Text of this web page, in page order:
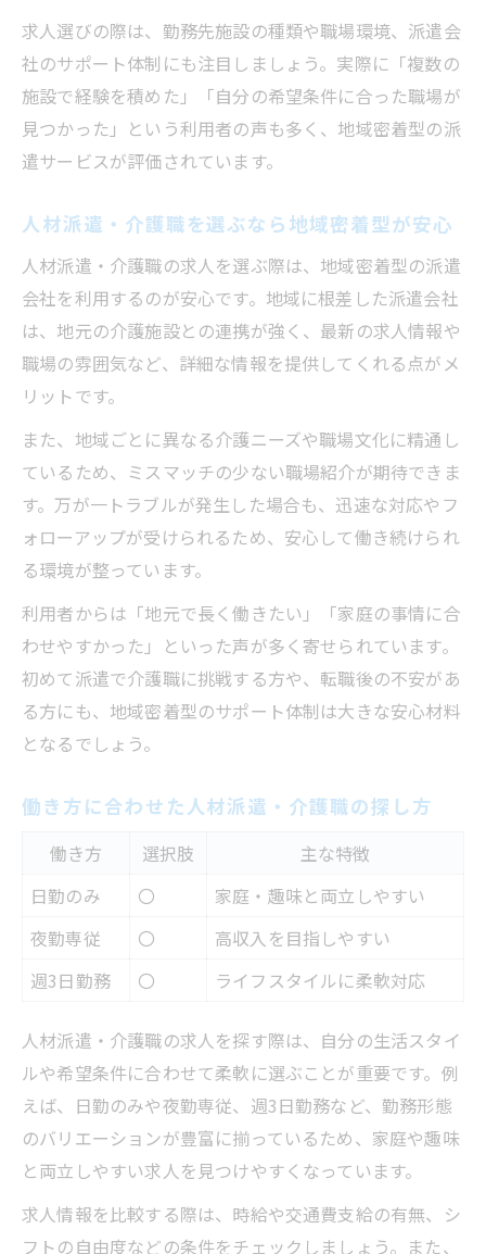
東淀川区で信頼される人材派遣・介護職の
選び方
地元で長く働きたい人材派遣・介護職の魅
力
地域に根ざした人材派遣・介護職の求人動
人材派遣・介護職で地域貢献を実感する方
法
働き方の比較で見る介護派遣の強み
人材派遣・介護職と他雇用形態の比較表
人材派遣・介護職で実現できる柔軟な働き
方
派遣ならではの介護職メリット・デメリッ
ト
人材派遣・介護職のシフト自由度を徹底解
説
複数職場経験が積める人材派遣・介護職の
魅力
理想の生活に近づく介護派遣活用術
人材派遣・介護職で叶える理想のライフプ
ラン例
生活スタイルに合わせた人材派遣・介護職
の選択法
長期安定を目指す人材派遣・介護職の働き
方
人材派遣・介護職のサポート制度活用術
家庭と両立できる人材派遣・介護職の秘訣
求人選びの際は、勤務先施設の種類や職場環境、派遣会
社のサポート体制にも注目しましょう。実際に「複数の
施設で経験を積めた」「自分の希望条件に合った職場が
見つかった」という利用者の声も多く、地域密着型の派
遣サービスが評価されています。
人材派遣・介護職を選ぶなら地域密着型が安心
人材派遣・介護職の求人を選ぶ際は、地域密着型の派遣
会社を利用するのが安心です。地域に根差した派遣会社
は、地元の介護施設との連携が強く、最新の求人情報や
職場の雰囲気など、詳細な情報を提供してくれる点がメ
リットです。
また、地域ごとに異なる介護ニーズや職場文化に精通し
ているため、ミスマッチの少ない職場紹介が期待できま
す。万が一トラブルが発生した場合も、迅速な対応やフ
ォローアップが受けられるため、安心して働き続けられ
る環境が整っています。
利用者からは「地元で長く働きたい」「家庭の事情に合
わせやすかった」といった声が多く寄せられています。
初めて派遣で介護職に挑戦する方や、転職後の不安があ
る方にも、地域密着型のサポート体制は大きな安心材料
となるでしょう。
働き方に合わせた人材派遣・介護職の探し方
働き方 選択肢
主な特徴
日勤のみ
〇
家庭・趣味と両立しやすい
夜勤専従
〇
高収入を目指しやすい
週3日勤務
〇 ライフスタイルに柔軟対応
人材派遣・介護職の求人を探す際は、自分の生活スタイ
ルや希望条件に合わせて柔軟に選ぶことが重要です。例
えば、日勤のみや夜勤専従、週3日勤務など、勤務形態
のバリエーションが豊富に揃っているため、家庭や趣味
と両立しやすい求人を見つけやすくなっています。
求人情報を比較する際は、時給や交通費支給の有無、シ
フトの自由度などの条件をチェックしましょう。また、